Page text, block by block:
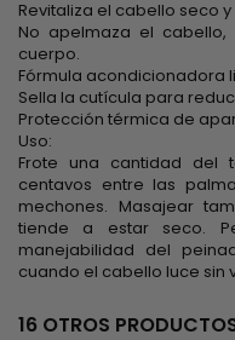
Revitaliza el cabello seco
No apelmaza el
cuerpo.
Fórmula acondicionadora
Sella la cutícula para
Protección térmica de
Uso:
Frote una cantidad del
centavos entre las
mechones. Masajear
tiende a estar seco.
manejabilidad del
cuando el cabello luce sin
16 OTROS